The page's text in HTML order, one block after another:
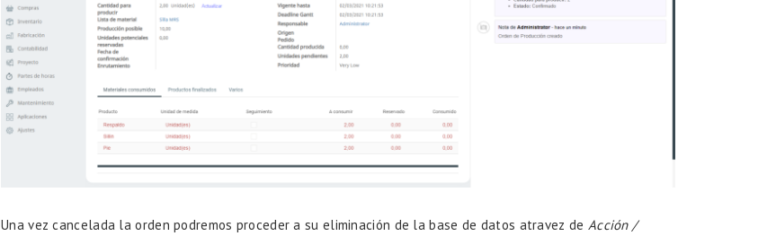
Una vez cancelada la orden podremos proceder a su eliminación de la base de datos atravez de Acción /